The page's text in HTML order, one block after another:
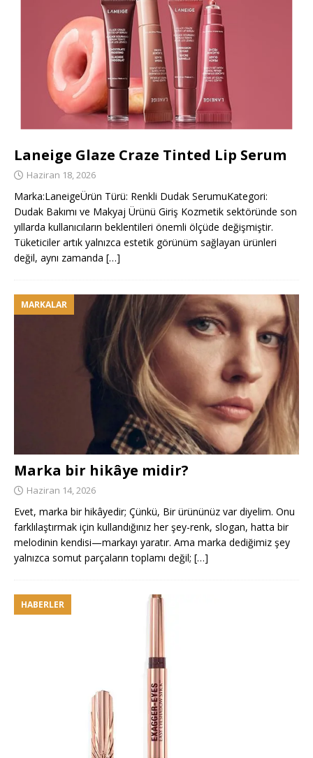
Laneige Glaze Craze Tinted Lip Serum
Haziran 18, 2026
Marka:LaneigeÜrün Türü: Renkli Dudak SerumuKategori:
Dudak Bakımı ve Makyaj Ürünü Giriş Kozmetik sektöründe son
yıllarda kullanıcıların beklentileri önemli ölçüde değişmiştir.
Tüketiciler artık yalnızca estetik görünüm sağlayan ürünleri
değil, aynı zamanda […]
MARKALAR
Marka bir hikâye midir?
Haziran 14, 2026
Evet, marka bir hikâyedir; Çünkü, Bir ürününüz var diyelim. Onu
farklılaştırmak için kullandığınız her şey-renk, slogan, hatta bir
melodinin kendisi—markayı yaratır. Ama marka dediğimiz şey
yalnızca somut parçaların toplamı değil; […]
HABERLER